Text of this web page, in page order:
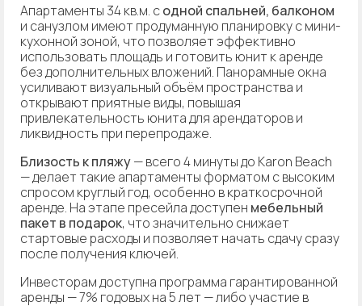
Апартаменты 34 кв.м. содной спальней, балконом
и санузлом имеют продуманную планировку с мини-
кухонной зоной, что позволяет эффективно
использовать площадь и готовить юнит к аренде
без дополнительных вложений. Панорамные окна
усиливают визуальный объём пространства и
открывают приятные виды, повышая
привлекательность юнита для арендаторов и
ликвидность при перепродаже.
Близость к пляжу— всего 4 минуты до Karon Beach
— делает такие апартаменты форматом с высоким
спросом круглый год, особенно в краткосрочной
аренде. На этапе пресейла доступен мебельный
пакет в подарок, что значительно снижает
стартовые расходы и позволяет начать сдачу сразу
после получения ключей.
Инвесторам доступна программа гарантированной
аренды — 7% годовых на 5 лет — либо участие в